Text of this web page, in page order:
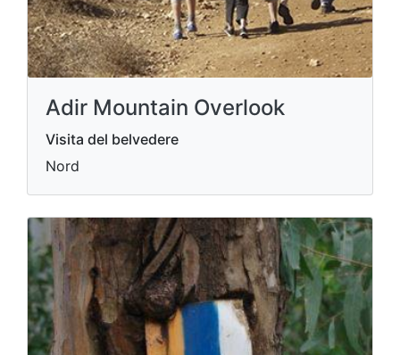
Adir Mountain Overlook
Visita del belvedere
Nord